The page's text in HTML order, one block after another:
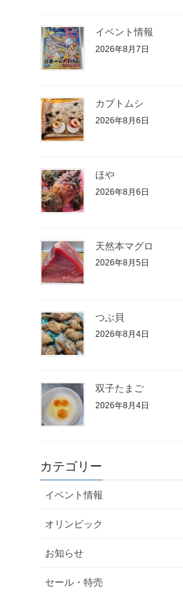
イベント情報
2026年8月7日
カブトムシ
2026年8月6日
ほや
2026年8月6日
天然本マグロ
2026年8月5日
つぶ貝
2026年8月4日
双子たまご
2026年8月4日
カテゴリー
イベント情報
オリンピック
お知らせ
セール・特売